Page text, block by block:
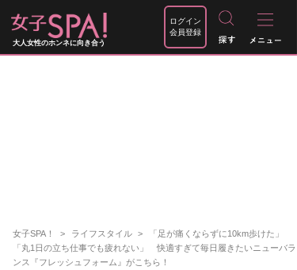
大人女性のホンネに向き合う
ログイン
会員登録
女子SPA！ ライフスタイル
「足が痛くならずに10km歩けた」
「丸1日の立ち仕事でも疲れない」 快適すぎて毎日履きたいニューバラ
ンス『フレッシュフォーム』がこちら！